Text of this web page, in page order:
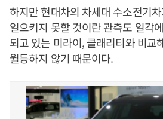
하지만 현대차의 차세대 수소전기
일으키지 못할 것이란 관측도 일각
되고 있는 미라이, 클래리티와 비교
월등하지 않기 때문이다.